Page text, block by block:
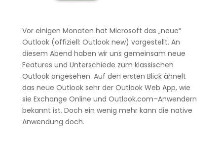
Voreinigen Monaten hat Microsoft das „neue“
Outlook(offiziell: Outlook new) vorgestellt. An
diesem Abend haben wir uns gemeinsam neue
Features und Unterschiede zum klassischen
Outlookangesehen. Auf den ersten Blickähnelt
das neue Outlooksehr der Outlook Web App, wie
sie Exchange Online und Outlook.com–Anwendern
bekannt ist. Doch ein wenig mehr kann die native
Anwendung doch.